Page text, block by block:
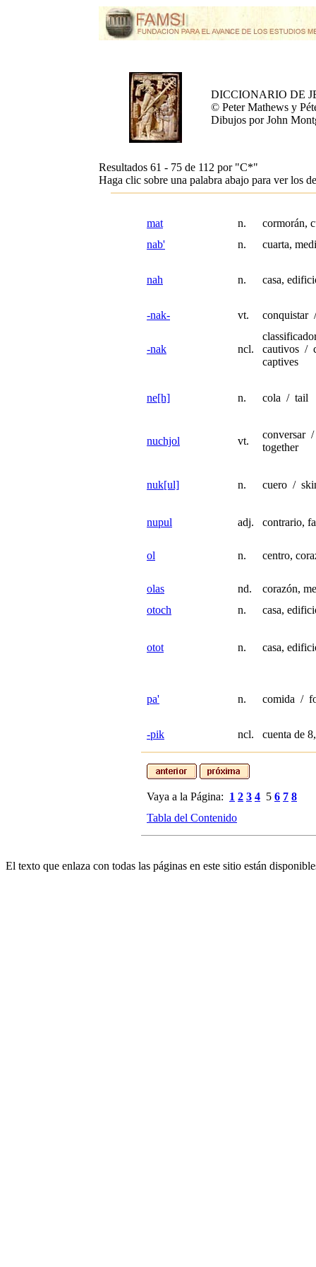
DICCIONARIO DE
© Peter Mathews y
Dibujos por John
Resultados 61 - 75 de 112 por "C*"
Haga clic sobre una palabra abajo para ver los
mat n.
cormorán,
nab'
n. cuarta,
nah n. casa,
-nak- vt. conquistar
-nak ncl.
cautivos /
captives
ne[h] n. cola / tail
nuchjol vt.
conversar /
together
nuk[ul] n. cuero /
nupul adj. contrario,
ol n. centro,
olas nd.
corazón,
otoch
n. casa,
otot n. casa,
pa' n. comida /
-pik ncl. cuenta de
Vaya a la Página: 1 2 3 4 5 6 7 8
Tabla del Contenido
El texto que enlaza con todas las páginas en este sitio están